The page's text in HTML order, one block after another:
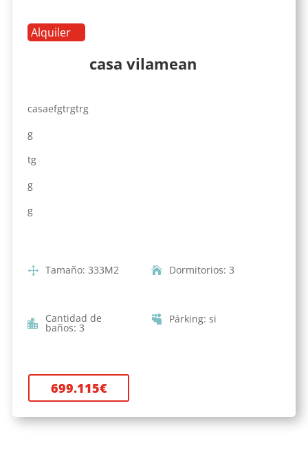
Alquiler
casa vilamean
casaefgtrgtrg
g
tg
g
g
Tamaño: 333M2 Dormitorios: 3
Cantidad de
baños: 3
Párking: si
699.115€